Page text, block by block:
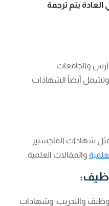
العادة يتم ترجمة
والجامعات
وتشمل أيضاً الشهادات
شهادات الماجستير
والمقالات العلمية.
والتدريب، وشهادات